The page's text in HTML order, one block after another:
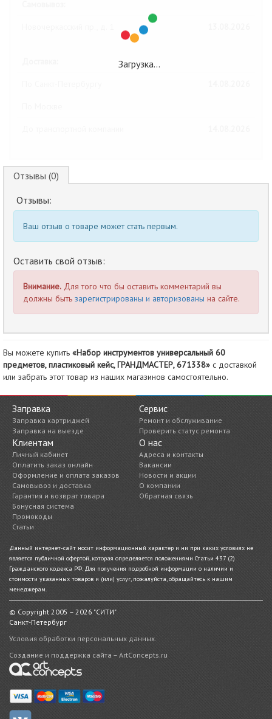
Загрузка…
Отзывы (0)
Отзывы:
Ваш отзыв о товаре может стать первым.
Оставить свой отзыв:
Внимание. Для того что бы оставить комментарий вы
должны быть зарегистрированы и авторизованы на сайте.
Вы можете купить «Набор инструментов универсальный 60
предметов, пластиковый кейс, ГРАНДМАСТЕР, 671338» с доставкой
или забрать этот товар из наших магазинов самостоятельно.
Заправка
Заправка картриджей
Заправка на выезде
Сервис
Ремонт и обслуживание
Проверить статус ремонта
Клиентам
Личный кабинет
Оплатить заказ онлайн
Оформление и оплата заказов
Самовывоз и доставка
Гарантия и возврат товара
Бонусная система
Промокоды
Статьи
О нас
Адреса и контакты
Вакансии
Новости и акции
О компании
Обратная связь
Данный интернет-сайт носит информационный характер и ни при каких условиях не
является публичной офертой, которая определяется положениями Статьи 437 (2)
Гражданского кодекса РФ. Для получения подробной информации о наличии и
стоимости указанных товаров и (или) услуг, пожалуйста, обращайтесь к нашим
менеджерам.
© Copyright 2005 – 2026 "СИТИ"
Санкт-Петербург
Условия обработки персональных данных.
Создание и поддержка сайта – ArtConcepts.ru